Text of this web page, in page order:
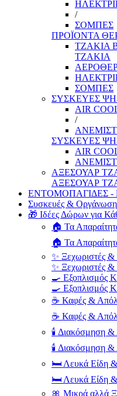
/
ΣΟΜΠΕΣ
ΠΡΟΪΟΝΤΑ
ΤΖΑΚΙΑ
ΤΖΑΚΙΑ
ΣΟΜΠΕΣ
ΣΥΣΚΕΥΕΣ
AIR
/
ΣΥΣΚΕΥΕΣ
AIR
ΑΞΕΣΟΥΑΡ
ΑΞΕΣΟΥΑΡ
ΕΝΤΟΜΟΠΑΓΙΔΕΣ
Συσκευές & Οργάνωση
🎁 Ιδέες Δώρων για
🏠 Τα
🏠 Τα
✨ Ξεχωριστές
✨ Ξεχωριστές
🍳 Εξοπλισμός
🍳 Εξοπλισμός
☕ Καφές &
☕ Καφές &
🕯️ Διακόσμηση &
🕯️ Διακόσμηση &
🛏️ Λευκά Είδη &
🛏️ Λευκά Είδη &
🎀 Μικρά αλλά